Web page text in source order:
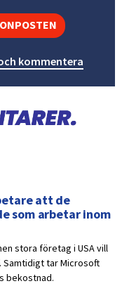
kommentera
att de
som arbetar inom
stora företag i USA vill
Samtidigt tar Microsoft
bekostnad.